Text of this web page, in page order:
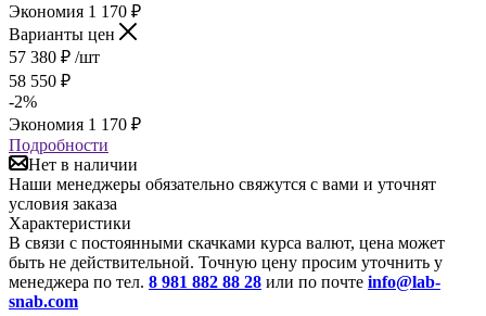
Экономия 1 170 ₽
Варианты цен
57 380 ₽ /шт
58 550 ₽
-2%
Экономия 1 170 ₽
Подробности
Нет в наличии
Наши менеджеры обязательно свяжутся с вами и уточнят
условия заказа
Характеристики
В связи с постоянными скачками курса валют, цена может
быть не действительной. Точную цену просим уточнить у
менеджера по тел. 8 981 882 88 28 или по почте info@lab-
snab.com